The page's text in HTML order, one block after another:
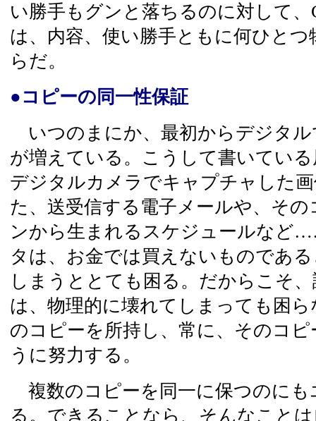
い勝手もグンと落ちるのに対して
は、内容、使い勝手ともに何ひと
らだ。
●コピーの同一性保証
いつのまにか、最初からデジタル
が増えている。こうして書いてい
デジタルカメラでキャプチャした
た、送受信する電子メールや、そ
ンから生まれるスケジュールなど
タは、お金では買えないものであ
しまうととても困る。だからこそ
は、物理的に壊れてしまっても困
のコピーを所持し、常に、そのコ
うに努力する。
複数のコピーを同一に保つのにも
る。できることなら、そんなこと